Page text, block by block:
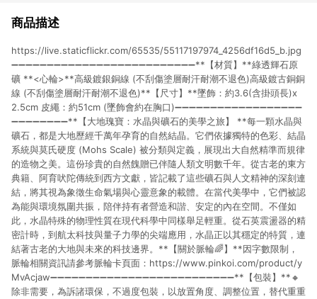
商品描述
https://live.staticflickr.com/65535/55117197974_4256df16d5_b.jpg
➖➖➖➖➖➖➖➖➖➖➖➖➖➖➖➖➖➖➖➖➖➖➖➖➖➖**【材質】**綠透輝石原
礦 **<心輪>**高級鍍銀銅線 (不刮傷塗層耐汗耐潮不退色)高級鍍古銅銅
線 (不刮傷塗層耐汗耐潮不退色)**【尺寸】**墜飾：約3.6(含掛頭長)x
2.5cm 皮繩：約51cm (墜飾會約在胸口)➖➖➖➖➖➖➖➖➖➖➖➖➖➖➖➖➖➖
➖➖➖➖➖➖➖➖**【大地瑰寶：水晶與礦石的美學之旅】 **每一顆水晶與
礦石，都是大地歷經千萬年孕育的自然結晶。它們依據獨特的色彩、結晶
系統與莫氏硬度 (Mohs Scale) 被分類與定義，展現出大自然精準而規律
的造物之美。這份珍貴的自然餽贈已伴隨人類文明數千年。從古老的東方
典籍、阿育吠陀傳統到西方文獻，皆記載了這些礦石與人文精神的深刻連
結，將其視為象徵生命氣場與心靈意象的載體。在當代美學中，它們被認
為能與環境氛圍共振，陪伴持有者營造和諧、安定的內在空間。不僅如
此，水晶特殊的物理性質在現代科學中同樣舉足輕重。從石英震盪器的精
密計時，到航太科技與量子力學的尖端應用，水晶正以其穩定的特質，連
結著古老的大地與未來的科技邊界。**【關於脈輪🌈】**因字數限制，
脈輪相關資訊請參考脈輪卡頁面：https://www.pinkoi.com/product/y
MvAcjaw➖➖➖➖➖➖➖➖➖➖➖➖➖➖➖➖➖➖➖➖➖➖➖➖➖➖**【包裝】**🔸
除非需要，為訴諸環保，不過度包裝，以放置角度、調整位置，替代重重